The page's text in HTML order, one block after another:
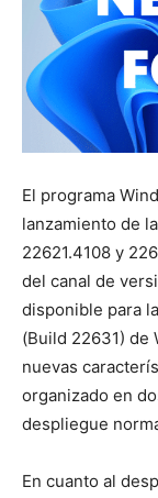
El programa
lanzamiento de
22621.4108 y
del canal de
disponible para
(Build 22631) de
nuevas
organizado en
despliegue
En cuanto al